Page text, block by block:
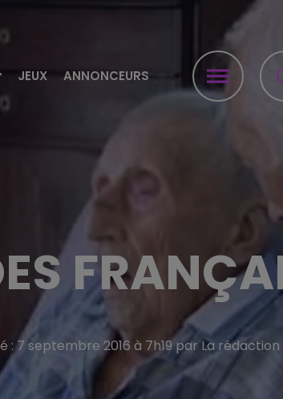
JEUX ANNONCEURS
: 7 septembre 2016 à 7h19 par La rédaction